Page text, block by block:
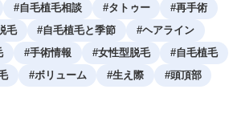
#自毛植毛相談 #タトゥー #再手術
毛 #自毛植毛と季節 #ヘアライン
#手術情報 #女性型脱毛 #自毛植毛
#ボリューム #生え際 #頭頂部